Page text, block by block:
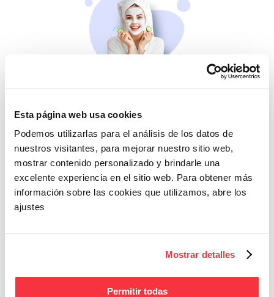
Esta página web usa cookies
Podemos utilizarlas para el análisis de los datos de
nuestros visitantes, para mejorar nuestro sitio web,
mostrar contenido personalizado y brindarle una
excelente experiencia en el sitio web. Para obtener más
información sobre las cookies que utilizamos, abre los
ajustes
Mostrar detalles
Permitir todas
Belleza
Si no te mimas tú…
Adelántate a todos y